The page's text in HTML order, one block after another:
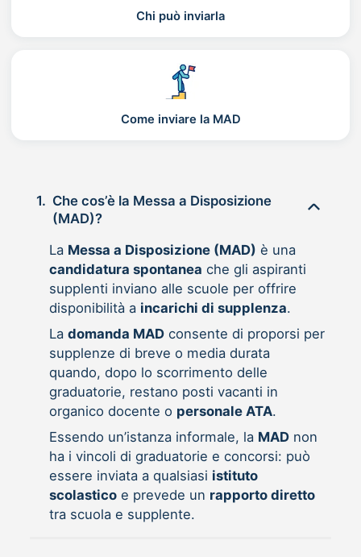
Chi può inviarla
Come inviare la MAD
1. Che cos’è la Messa a Disposizione
(MAD)?
La Messa a Disposizione (MAD) è una
candidatura spontanea che gli aspiranti
supplenti inviano alle scuole per offrire
disponibilità a incarichi di supplenza.
La domanda MADconsente di proporsi per
supplenze di breve o media durata
quando, dopo lo scorrimento delle
graduatorie, restano posti vacanti in
organico docente o personale ATA.
Essendo un’istanza informale, la MADnon
ha i vincoli di graduatorie e concorsi: può
essere inviata a qualsiasi istituto
scolasticoe prevede un rapporto diretto
tra scuola e supplente.